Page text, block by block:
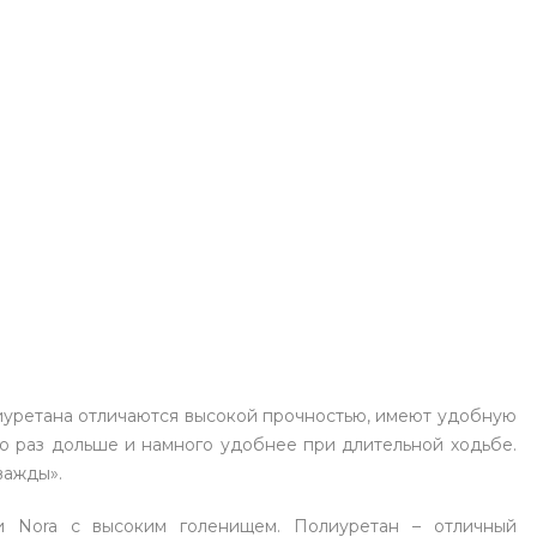
отличаются высокой прочностью, имеют удобную
раз дольше и намного удобнее при длительной ходьбе.
Nora с высоким голенищем. Полиуретан – отличный